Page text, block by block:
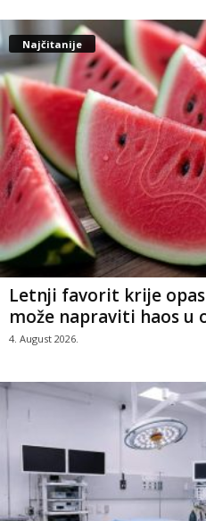
Najčitanije
Letnji favorit krije
može napraviti haos u
4. August 2026.